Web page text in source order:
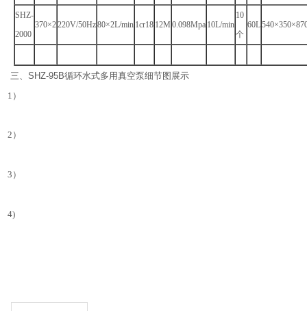
SHZ-
2000
370×2220V/50Hz80×2L/min 1cr18 12M 0.098Mpa 10L/min
10
个
60L540
三、SHZ-95B循环水式多用真空泵细节图展示
1）
2）
3）
4)